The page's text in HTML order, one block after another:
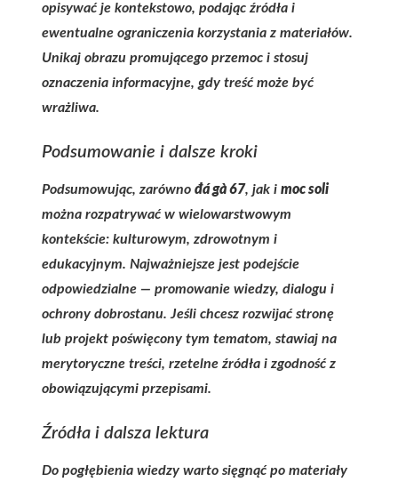
opisywać je kontekstowo, podając źródła i
ewentualne ograniczenia korzystania z materiałów.
Unikaj obrazu promującego przemoc i stosuj
oznaczenia informacyjne, gdy treść może być
wrażliwa.
Podsumowanie i dalsze kroki
Podsumowując, zarówno đá gà 67, jak i moc soli
można rozpatrywać w wielowarstwowym
kontekście: kulturowym, zdrowotnym i
edukacyjnym. Najważniejsze jest podejście
odpowiedzialne — promowanie wiedzy, dialogu i
ochrony dobrostanu. Jeśli chcesz rozwijać stronę
lub projekt poświęcony tym tematom, stawiaj na
merytoryczne treści, rzetelne źródła i zgodność z
obowiązującymi przepisami.
Źródła i dalsza lektura
Do pogłębienia wiedzy warto sięgnąć po materiały